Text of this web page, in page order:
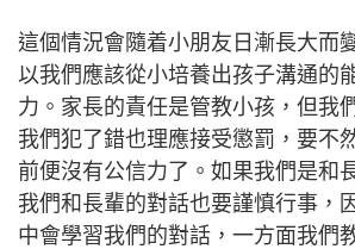
這個情況會隨着小朋友日漸長大而
以我們應該從小培養出孩子溝通的
力。家長的責任是管教小孩，但我
我們犯了錯也理應接受懲罰，要不
前便沒有公信力了。如果我們是和
我們和長輩的對話也要謹慎行事，
中會學習我們的對話，一方面我們